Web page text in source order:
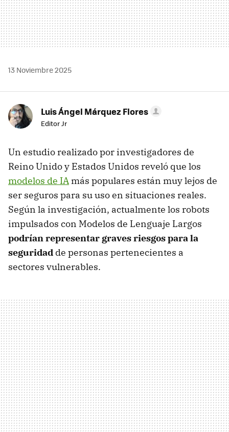
13 Noviembre 2025
Luis Ángel Márquez Flores
Editor Jr
Un estudio realizado por investigadores de
Reino Unido y Estados Unidos reveló que los
modelos de IA más populares están muy lejos de
ser seguros para su uso en situaciones reales.
Según la investigación, actualmente los robots
impulsados con Modelos de Lenguaje Largos
podrían representar graves riesgos para la
seguridad de personas pertenecientes a
sectores vulnerables.